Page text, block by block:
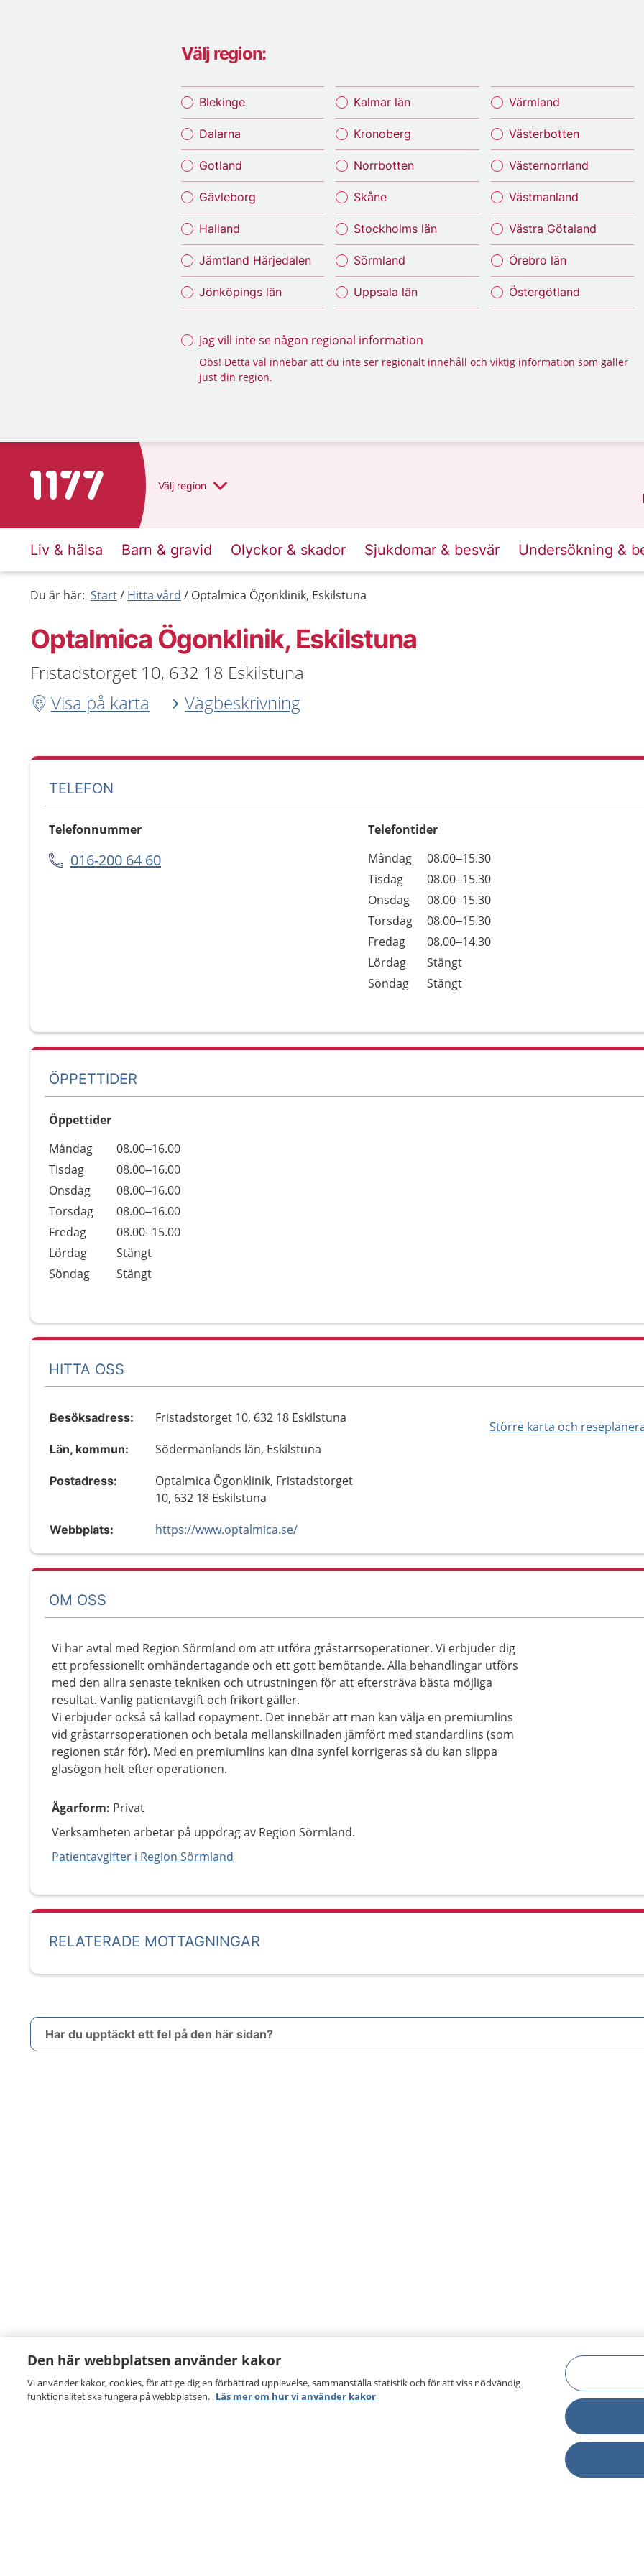
Välj region:
Blekinge
Dalarna
Gotland
Gävleborg
Halland
Jämtland Härjedalen
Jönköpings län
Kalmar län
Kronoberg
Norrbotten
Skåne
Stockholms län
Sörmland
Uppsala län
Värmland
Västerbotten
Västernorrland
Västmanland
Västra Götaland
Örebro län
Östergötland
Jag vill inte se någon regional information
Obs! Detta val innebär att du inte ser regionalt innehåll och viktig information som gäller
just din region.
Till startsidan för 1177 Välj region
Liv & hälsa Barn & gravid Olyckor & skador Sjukdomar & besvär Undersökning &
Du är här: Start Hitta vård Optalmica Ögonklinik, Eskilstuna
Optalmica Ögonklinik, Eskilstuna
Fristadstorget 10, 632 18 Eskilstuna
Visa på karta
Vägbeskrivning
TELEFON
Telefonnummer
016-200 64 60
Telefontider
Dag
Öppettider
Kommentarer
Måndag
08.00–15.30
Tisdag
08.00–15.30
Onsdag
08.00–15.30
Torsdag
08.00–15.30
Fredag
08.00–14.30
Lördag
Stängt
Söndag
Stängt
ÖPPETTIDER
Öppettider
Dag
Öppettider
Kommentarer
Måndag
08.00–16.00
Tisdag
08.00–16.00
Onsdag
08.00–16.00
Torsdag
08.00–16.00
Fredag
08.00–15.00
Lördag
Stängt
Söndag
Stängt
HITTA OSS
Större karta och
Besöksadress: Fristadstorget 10, 632 18 Eskilstuna
Län, kommun: Södermanlands län, Eskilstuna
Postadress:
Optalmica Ögonklinik, Fristadstorget
10, 632 18 Eskilstuna
Webbplats: https://www.optalmica.se/
OM OSS
Vi har avtal med Region Sörmland om att utföra gråstarrsoperationer. Vi erbjuder dig
ett professionellt omhändertagande och ett gott bemötande. Alla behandlingar utförs
med den allra senaste tekniken och utrustningen för att eftersträva bästa möjliga
resultat. Vanlig patientavgift och frikort gäller.
Vi erbjuder också så kallad copayment. Det innebär att man kan välja en premiumlins
vid gråstarrsoperationen och betala mellanskillnaden jämfört med standardlins (som
regionen står för). Med en premiumlins kan dina synfel korrigeras så du kan slippa
glasögon helt efter operationen.
Ägarform: Privat
Verksamheten arbetar på uppdrag av Region Sörmland.
Patientavgifter i Region Sörmland
RELATERADE MOTTAGNINGAR
Har du upptäckt ett fel på den här sidan?
Den här webbplatsen använder kakor
Vi använder kakor, cookies, för att ge dig en förbättrad upplevelse, sammanställa statistik och för att viss nödvändig
funktionalitet ska fungera på webbplatsen. Läs mer om hur vi använder kakor